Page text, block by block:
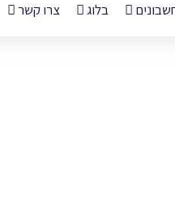
בלוג צרו קשר